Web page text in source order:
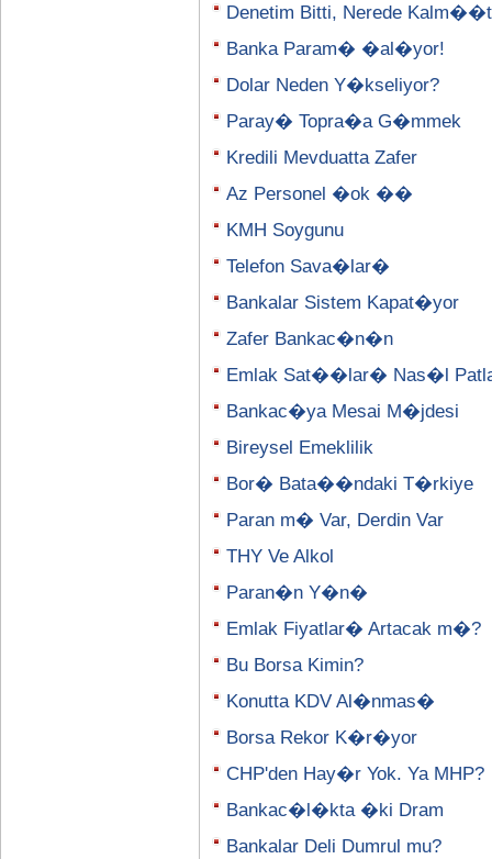
Denetim Bitti, Nerede
Banka Param� �al�yor!
Dolar Neden Y�kseliyor?
Paray� Topra�a G�mmek
Kredili Mevduatta Zafer
Az Personel �ok ��
KMH Soygunu
Telefon Sava�lar�
Bankalar Sistem Kapat�yor
Zafer Bankac�n�n
Emlak Sat��lar� Nas�l
Bankac�ya Mesai M�jdesi
Bireysel Emeklilik
Bor� Bata��ndaki T�rkiye
Paran m� Var, Derdin Var
THY Ve Alkol
Paran�n Y�n�
Emlak Fiyatlar� Artacak m�?
Bu Borsa Kimin?
Konutta KDV Al�nmas�
Borsa Rekor K�r�yor
CHP'den Hay�r Yok. Ya MHP?
Bankac�l�kta �ki Dram
Bankalar Deli Dumrul mu?